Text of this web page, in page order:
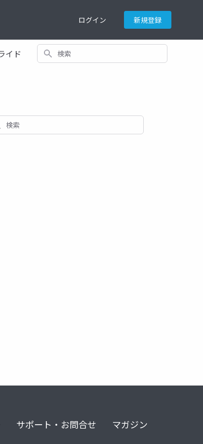
ログイン 新規登録
イド 検索
サポート・お問合せ マガジン